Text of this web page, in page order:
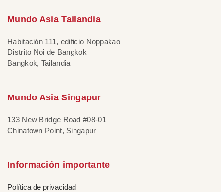
Mundo Asia Tailandia
Habitación 111, edificio Noppakao
Distrito Noi de Bangkok
Bangkok, Tailandia
Mundo Asia Singapur
133 New Bridge Road #08-01
Chinatown Point, Singapur
Información importante
Política de privacidad